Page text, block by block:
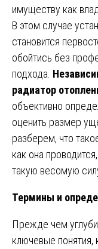
имуществу как
В этом случае
становится
обойтись без
подхода.
радиатор
объективно
оценить размер
разберем, что
как она
такую весомую
Термины и
Прежде чем
ключевые понятия,